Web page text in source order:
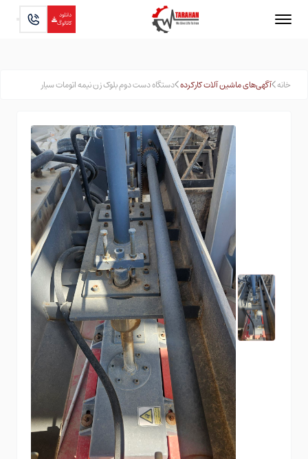
دانلود
کاتالوگ
خانه آگهی‌های ماشین آلات کارکرده دستگاه دست دوم بلوک زن نیمه اتومات سیار